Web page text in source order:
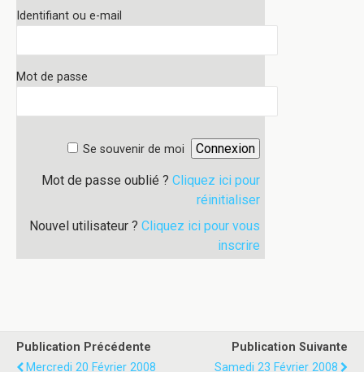
Identifiant ou e-mail
Mot de passe
Se souvenir de moi
Mot de passe oublié ? Cliquez ici pour
réinitialiser
Nouvel utilisateur ? Cliquez ici pour vous
inscrire
Publication Précédente
Mercredi 20 Février 2008
Publication Suivante
Samedi 23 Février 2008